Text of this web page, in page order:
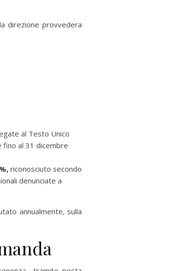
direzione provvedera
al Testo Unico
al 31 dicembre
riconosciuto secondo
denunciate a
annualmente, sulla